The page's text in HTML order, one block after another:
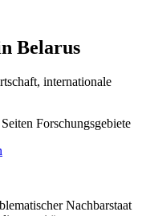
Belarus
internationale
Forschungsgebiete
Nachbarstaat